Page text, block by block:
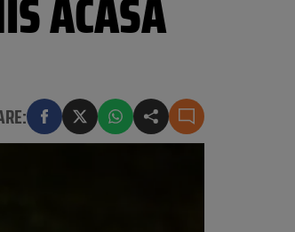
ACASĂ